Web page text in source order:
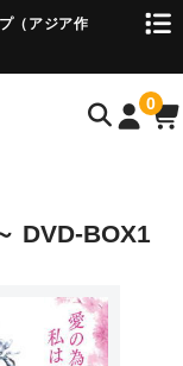
（アジア作
0
DVD-BOX1